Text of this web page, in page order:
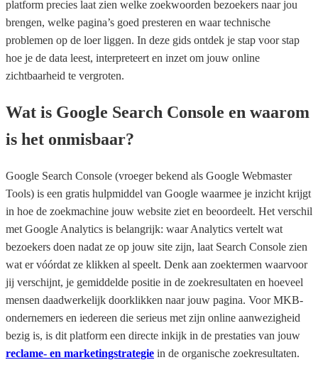
platform precies laat zien welke zoekwoorden bezoekers naar jou
brengen, welke pagina’s goed presteren en waar technische
problemen op de loer liggen. In deze gids ontdek je stap voor stap
hoe je de data leest, interpreteert en inzet om jouw online
zichtbaarheid te vergroten.
Wat is Google Search Console en waarom
is het onmisbaar?
Google Search Console (vroeger bekend als Google Webmaster
Tools) is een gratis hulpmiddel van Google waarmee je inzicht krijgt
in hoe de zoekmachine jouw website ziet en beoordeelt. Het verschil
met Google Analytics is belangrijk: waar Analytics vertelt wat
bezoekers doen nadat ze op jouw site zijn, laat Search Console zien
wat er vóórdat ze klikken al speelt. Denk aan zoektermen waarvoor
jij verschijnt, je gemiddelde positie in de zoekresultaten en hoeveel
mensen daadwerkelijk doorklikken naar jouw pagina. Voor MKB-
ondernemers en iedereen die serieus met zijn online aanwezigheid
bezig is, is dit platform een directe inkijk in de prestaties van jouw
reclame- en marketingstrategie in de organische zoekresultaten.